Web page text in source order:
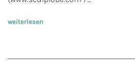
weiterlesen